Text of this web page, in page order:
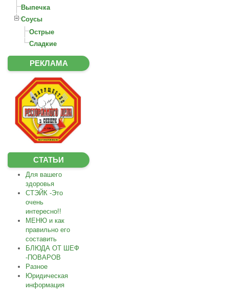
Выпечка
Соусы
Острые
Сладкие
РЕКЛАМА
СТАТЬИ
Для вашего
здоровья
СТЭЙК -Это
очень
интересно!!
МЕНЮ и как
правильно его
составить
БЛЮДА ОТ ШЕФ
-ПОВАРОВ
Разное
Юридическая
информация